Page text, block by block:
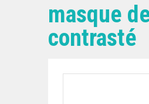
masque
contrasté